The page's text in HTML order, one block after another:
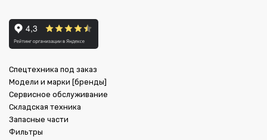
Спецтехника под заказ
Модели и марки [бренды]
Сервисное обслуживание
Складская техника
Запасные части
Фильтры